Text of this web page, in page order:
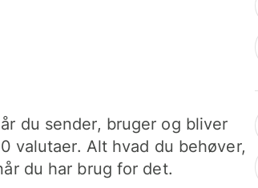
du sender, bruger og bliver
valutaer. Alt hvad du behøver,
du har brug for det.